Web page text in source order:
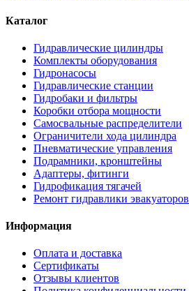
Каталог
Гидравлические цилиндры
Комплекты оборудования
Гидронасосы
Гидравлические станции
Гидробаки и фильтры
Коробки отбора мощности
Самосвальные распределители
Ограничители хода цилиндра
Пневматические управления
Подрамники, кронштейны
Адаптеры, фитинги
Гидрофикация тягачей
Ремонт гидравлики эвакуаторов
Информация
Оплата и доставка
Сертификаты
Отзывы клиентов